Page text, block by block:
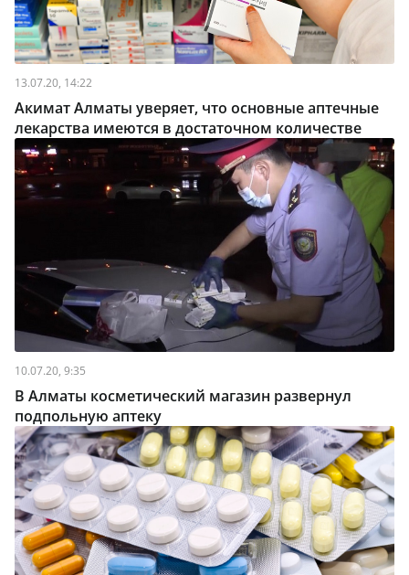
13.07.20, 14:22
Акимат Алматы уверяет, что основные аптечные
лекарства имеются в достаточном количестве
10.07.20, 9:35
В Алматы косметический магазин развернул
подпольную аптеку